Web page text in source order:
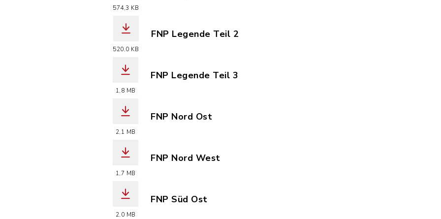
574,3 KB
520,0 KB
FNP Legende Teil 2
1,8 MB
FNP Legende Teil 3
2,1 MB
FNP Nord Ost
1,7 MB
FNP Nord West
2,0 MB
FNP Süd Ost